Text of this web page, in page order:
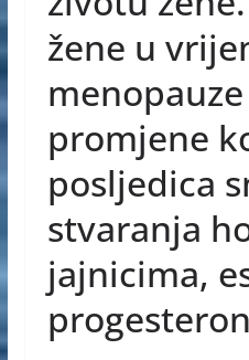
o
k
er p
žene u
promjene
posljedica
stvaranja
jajnicima,